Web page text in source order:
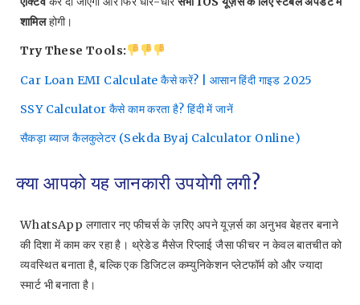
शामिलहोगी।
Try These Tools:
Car Loan EMI Calculate कैसे करें? | आसान हिंदी गाइड 2025
SSY Calculator कैसे काम करता है? हिंदी में जानें
सैकड़ा ब्याज कैलकुलेटर (Sekda Byaj Calculator Online)
क्या आपको यह जानकारी उपयोगी लगी?
WhatsApp लगातार नए फीचर्स के ज़रिए अपने यूज़र्स का अनुभव बेहतर बनाने
की दिशा में काम कर रहा है। थ्रेडेड मैसेज रिप्लाई जैसा फीचर न केवल बातचीत को
व्यवस्थित बनाता है, बल्कि एक डिजिटल कम्युनिकेशन प्लेटफॉर्म को और ज्यादा
स्मार्ट भी बनाता है।